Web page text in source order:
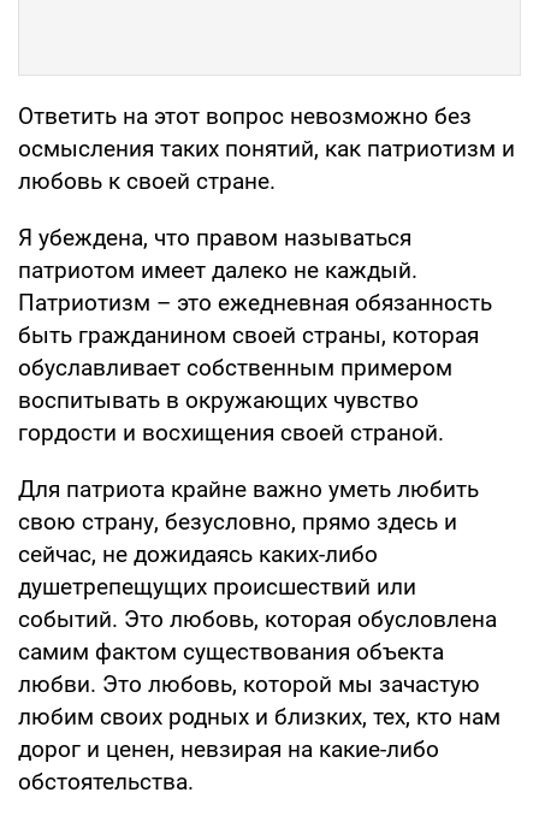
Ответить на этот вопрос невозможно без
осмысления таких понятий, как патриотизм и
любовь к своей стране.
Я убеждена, что правом называться
патриотом имеет далеко не каждый.
Патриотизм – это ежедневная обязанность
быть гражданином своей страны, которая
обуславливает собственным примером
воспитывать в окружающих чувство
гордости и восхищения своей страной.
Для патриота крайне важно уметь любить
свою страну, безусловно, прямо здесь и
сейчас, не дожидаясь каких-либо
душетрепещущих происшествий или
событий. Это любовь, которая обусловлена
самим фактом существования объекта
любви. Это любовь, которой мы зачастую
любим своих родных и близких, тех, кто нам
дорог и ценен, невзирая на какие-либо
обстоятельства.